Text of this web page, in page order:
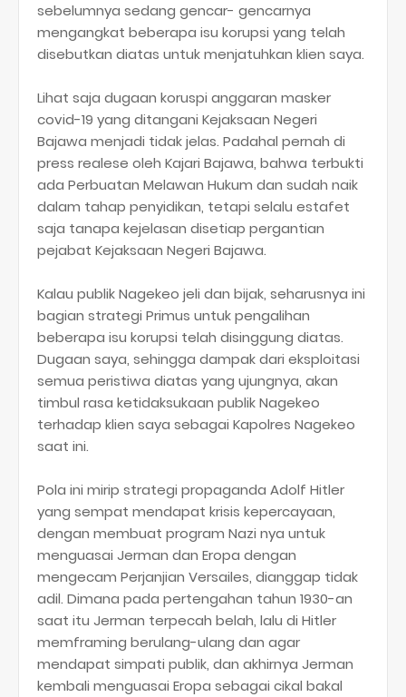
sebelumnya sedang gencar- gencarnya
mengangkat beberapa isu korupsi yang telah
disebutkan diatas untuk menjatuhkan klien saya.
Lihat saja dugaan koruspi anggaran masker
covid-19 yang ditangani Kejaksaan Negeri
Bajawa menjadi tidak jelas. Padahal pernah di
press realese oleh Kajari Bajawa, bahwa terbukti
ada Perbuatan Melawan Hukum dan sudah naik
dalam tahap penyidikan, tetapi selalu estafet
saja tanapa kejelasan disetiap pergantian
pejabat Kejaksaan Negeri Bajawa.
Kalau publik Nagekeo jeli dan bijak, seharusnya ini
bagian strategi Primus untuk pengalihan
beberapa isu korupsi telah disinggung diatas.
Dugaan saya, sehingga dampak dari eksploitasi
semua peristiwa diatas yang ujungnya, akan
timbul rasa ketidaksukaan publik Nagekeo
terhadap klien saya sebagai Kapolres Nagekeo
saat ini.
Pola ini mirip strategi propaganda Adolf Hitler
yang sempat mendapat krisis kepercayaan,
dengan membuat program Nazi nya untuk
menguasai Jerman dan Eropa dengan
mengecam Perjanjian Versailes, dianggap tidak
adil. Dimana pada pertengahan tahun 1930-an
saat itu Jerman terpecah belah, lalu di Hitler
memframing berulang-ulang dan agar
mendapat simpati publik, dan akhirnya Jerman
kembali menguasai Eropa sebagai cikal bakal